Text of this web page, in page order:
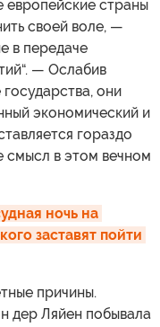
европейские страны
своей воле, —
в передаче
— Ослабив
они
экономический и
гораздо
смысл в этом вечном
ночь на
заставят пойти
причины.
дер Ляйен побывала